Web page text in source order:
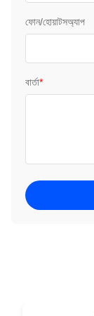
ফোন/হোয়াটসঅ্যাপ
বার্তা*